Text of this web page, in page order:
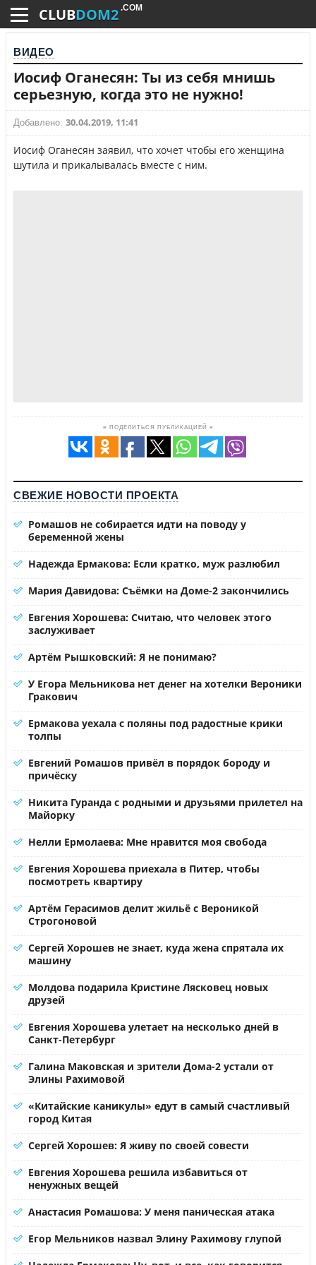
CLUBDOM2 .COM
ВИДЕО
Иосиф Оганесян: Ты из себя мнишь
серьезную, когда это не нужно!
Добавлено: 30.04.2019, 11:41
Иосиф Оганесян заявил, что хочет чтобы его женщина
шутила и прикалывалась вместе с ним.
≡ ПОДЕЛИТЬСЯ ПУБЛИКАЦИЕЙ ≡
СВЕЖИЕ НОВОСТИ ПРОЕКТА
Ромашов не собирается идти на поводу у
беременной жены
Надежда Ермакова: Если кратко, муж разлюбил
Мария Давидова: Съёмки на Доме-2 закончились
Евгения Хорошева: Считаю, что человек этого
заслуживает
Артём Рышковский: Я не понимаю?
У Егора Мельникова нет денег на хотелки Вероники
Гракович
Ермакова уехала с поляны под радостные крики
толпы
Евгений Ромашов привёл в порядок бороду и
причёску
Никита Гуранда с родными и друзьями прилетел на
Майорку
Нелли Ермолаева: Мне нравится моя свобода
Евгения Хорошева приехала в Питер, чтобы
посмотреть квартиру
Артём Герасимов делит жильё с Вероникой
Строгоновой
Сергей Хорошев не знает, куда жена спрятала их
машину
Молдова подарила Кристине Лясковец новых
друзей
Евгения Хорошева улетает на несколько дней в
Санкт-Петербург
Галина Маковская и зрители Дома-2 устали от
Элины Рахимовой
«Китайские каникулы» едут в самый счастливый
город Китая
Сергей Хорошев: Я живу по своей совести
Евгения Хорошева решила избавиться от
ненужных вещей
Анастасия Ромашова: У меня паническая атака
Егор Мельников назвал Элину Рахимову глупой